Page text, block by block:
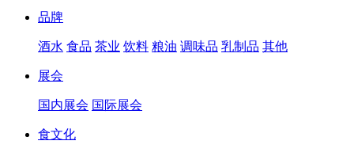
品牌
酒水 食品 茶业 饮料 粮油 调味品 乳制品 其他
展会
国内展会 国际展会
食文化